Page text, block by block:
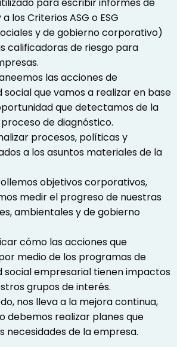
los Criterios ASG o ESG
y de gobierno corporativo)
calificadoras de riesgo para
las acciones de
social que vamos a realizar en base
que detectamos de la
de diagnóstico.
procesos, políticas y
a los asuntos materiales de la
objetivos corporativos,
medir el progreso de nuestras
ambientales y de gobierno
cómo las acciones que
medio de los programas de
social empresarial tienen impactos
grupos de interés.
nos lleva a la mejora continua,
debemos realizar planes que
necesidades de la empresa.